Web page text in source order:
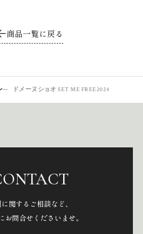
商品一覧に戻る
ドメーヌショオ SET ME FREE2024
関するご相談など、
お問合せくださいませ。